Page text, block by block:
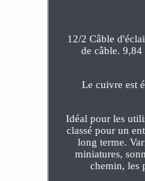
12/2 Câble
de câble.
Le cuivre est
Idéal pour les
classé pour un
long terme.
miniatures,
chemin, les